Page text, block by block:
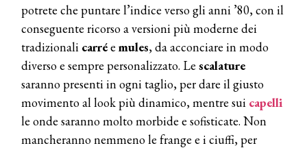
potrete che puntare l’indice verso gli anni ’80, con il
conseguente ricorso a versioni più moderne dei
tradizionali carrée mules, da acconciare in modo
diverso e sempre personalizzato. Le scalature
saranno presenti in ogni taglio, per dare il giusto
movimento al look più dinamico, mentre sui capelli
le onde saranno molto morbide e sofisticate. Non
mancheranno nemmeno le frange e i ciuffi, per